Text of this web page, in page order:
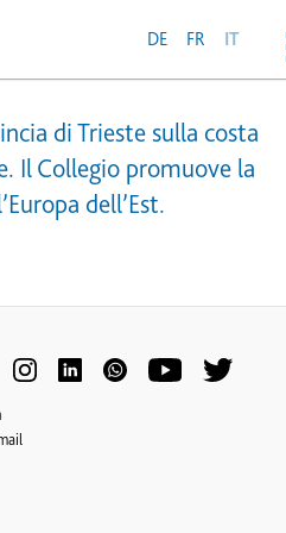
DE FR IT
di Trieste sulla costa
Il Collegio promuove la
dell’Est.